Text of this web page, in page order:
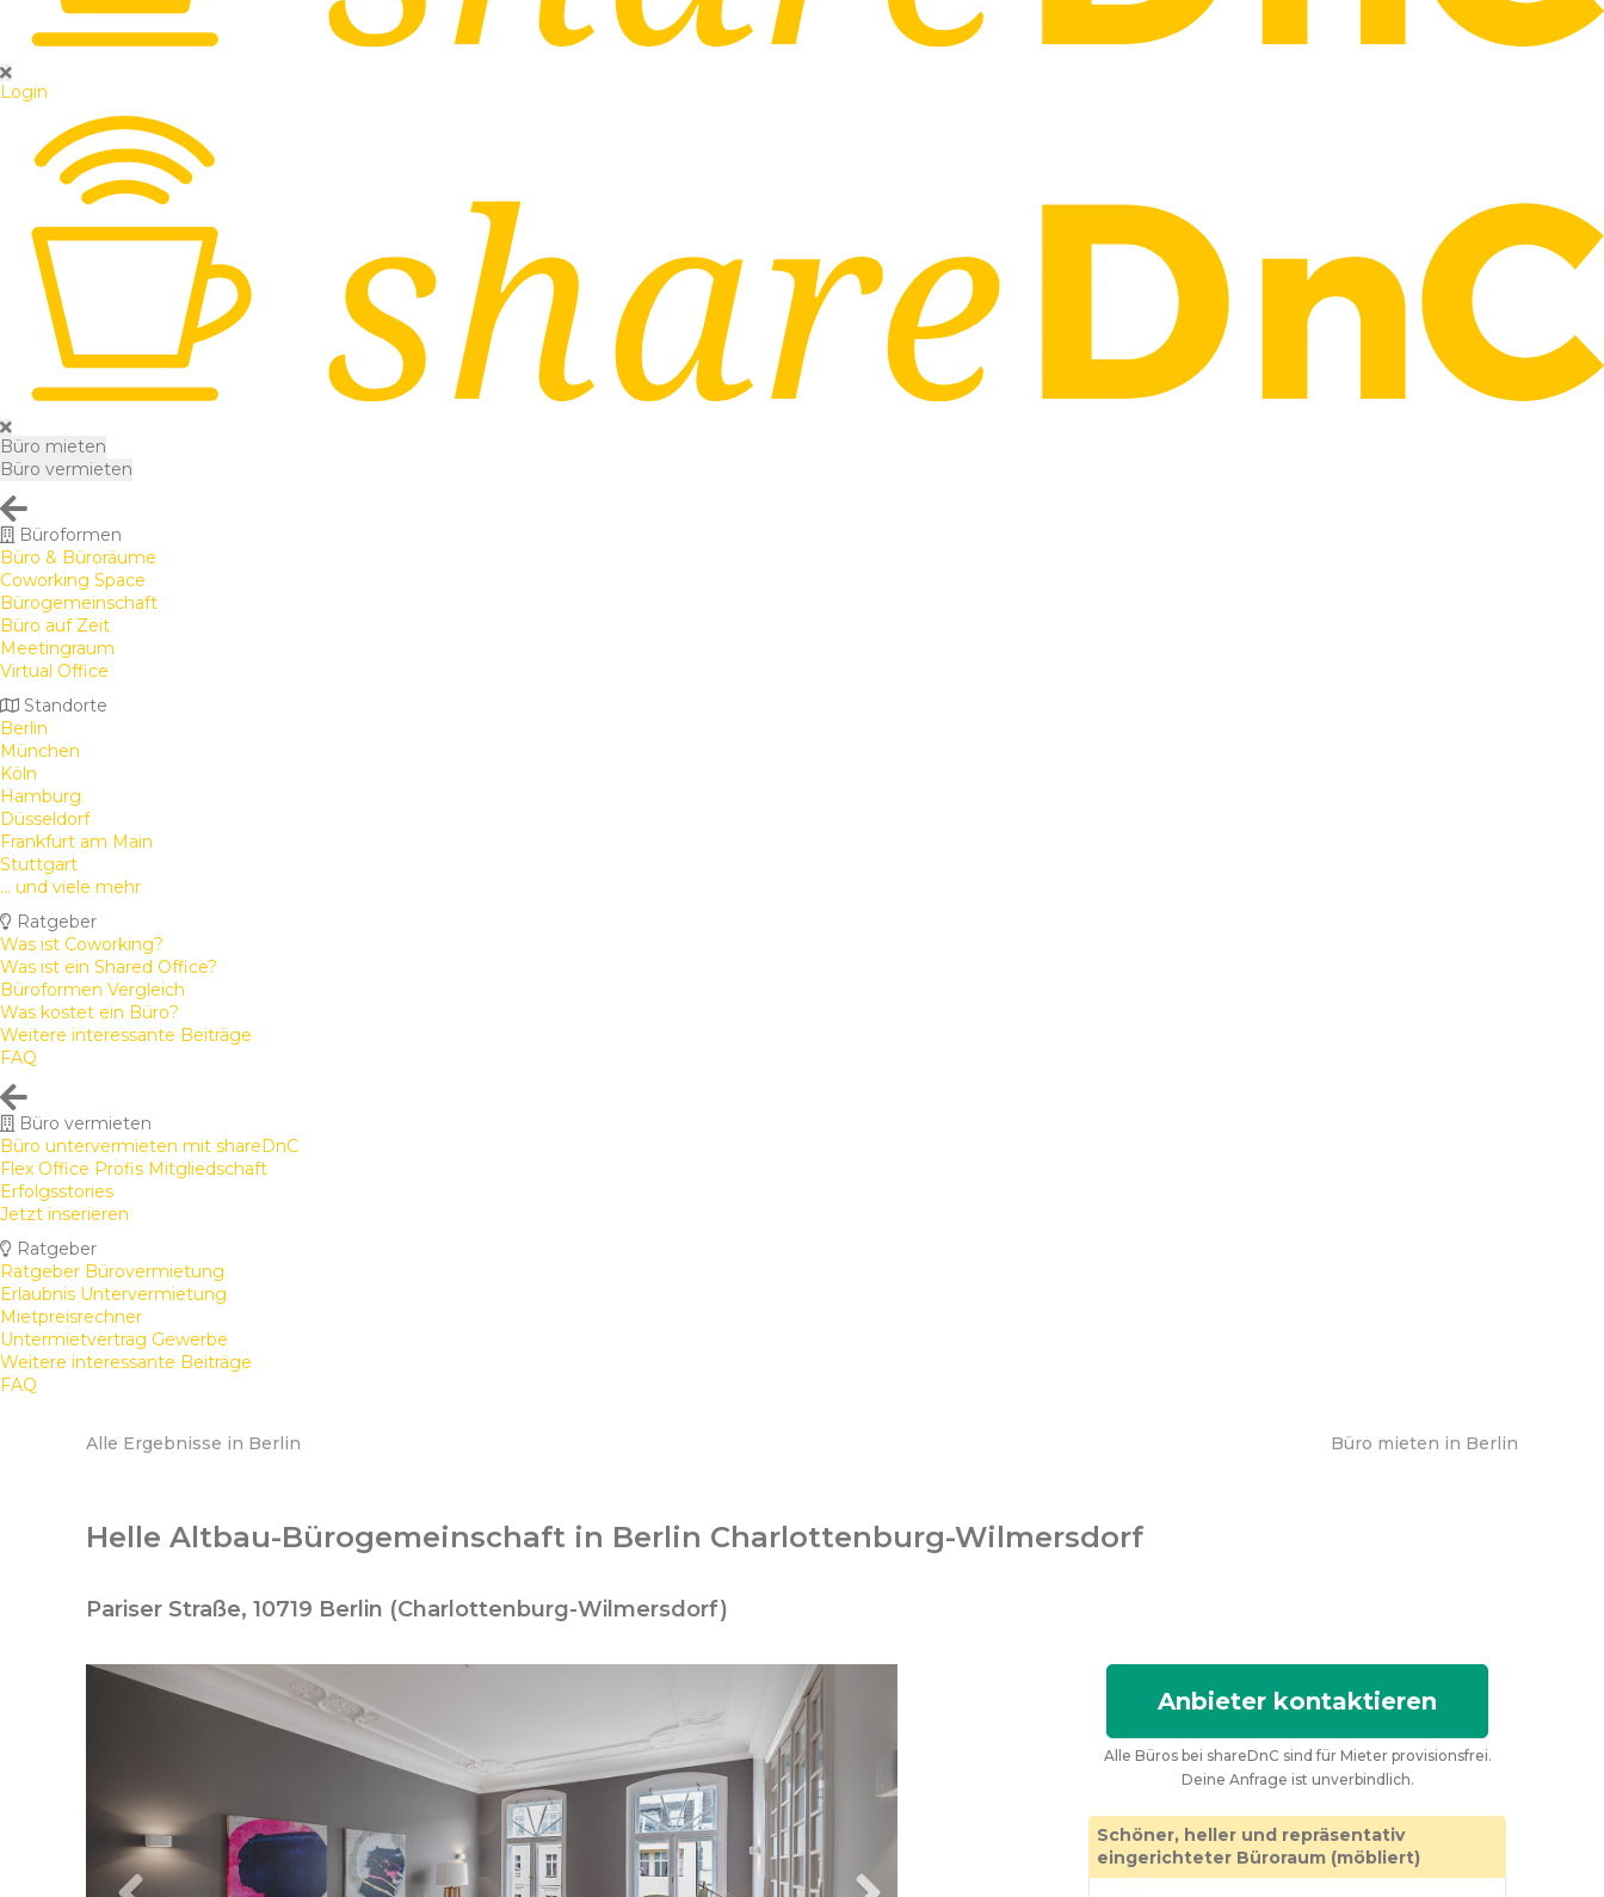
Login
Büro mieten
Büro vermieten
Büroformen
Büro & Büroräume
Coworking Space
Bürogemeinschaft
Büro auf Zeit
Meetingraum
Virtual Office
Standorte
Berlin
München
Köln
Hamburg
Düsseldorf
Frankfurt am Main
Stuttgart
... und viele mehr
Ratgeber
Was ist Coworking?
Was ist ein Shared Office?
Büroformen Vergleich
Was kostet ein Büro?
Weitere interessante Beiträge
FAQ
Büro vermieten
Büro untervermieten mit shareDnC
Flex Office Profis Mitgliedschaft
Erfolgsstories
Jetzt inserieren
Ratgeber
Ratgeber Bürovermietung
Erlaubnis Untervermietung
Mietpreisrechner
Untermietvertrag Gewerbe
Weitere interessante Beiträge
FAQ
Alle Ergebnisse in Berlin Büro mieten in Berlin
Helle Altbau-Bürogemeinschaft in Berlin Charlottenburg-Wilmersdorf
Pariser Straße, 10719 Berlin (Charlottenburg-Wilmersdorf)
Anbieter kontaktieren
Alle Büros bei shareDnC sind für Mieter provisionsfrei.
Deine Anfrage ist unverbindlich.
Schöner, heller und repräsentativ
eingerichteter Büroraum (möbliert)